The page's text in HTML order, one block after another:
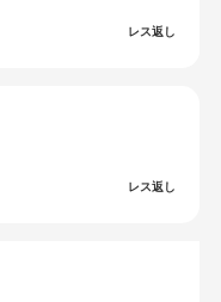
レス返し
レス返し